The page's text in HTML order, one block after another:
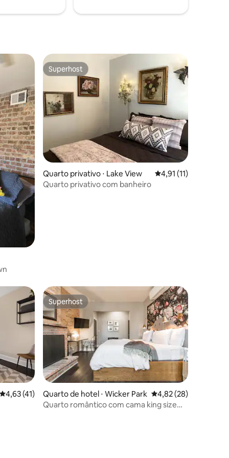
Superhost
Superhost
Quarto privativo ⋅ Lake View 4,91 de uma
4,91 (11)
Quarto privativo com banheiro
4,63 de uma avaliação média de 5, 41 avaliações
4,63 (41)
Superhost
Superhost
Quarto de hotel ⋅ Wicker Park 4,82 de uma
4,82 (28)
Quarto romântico com cama king size